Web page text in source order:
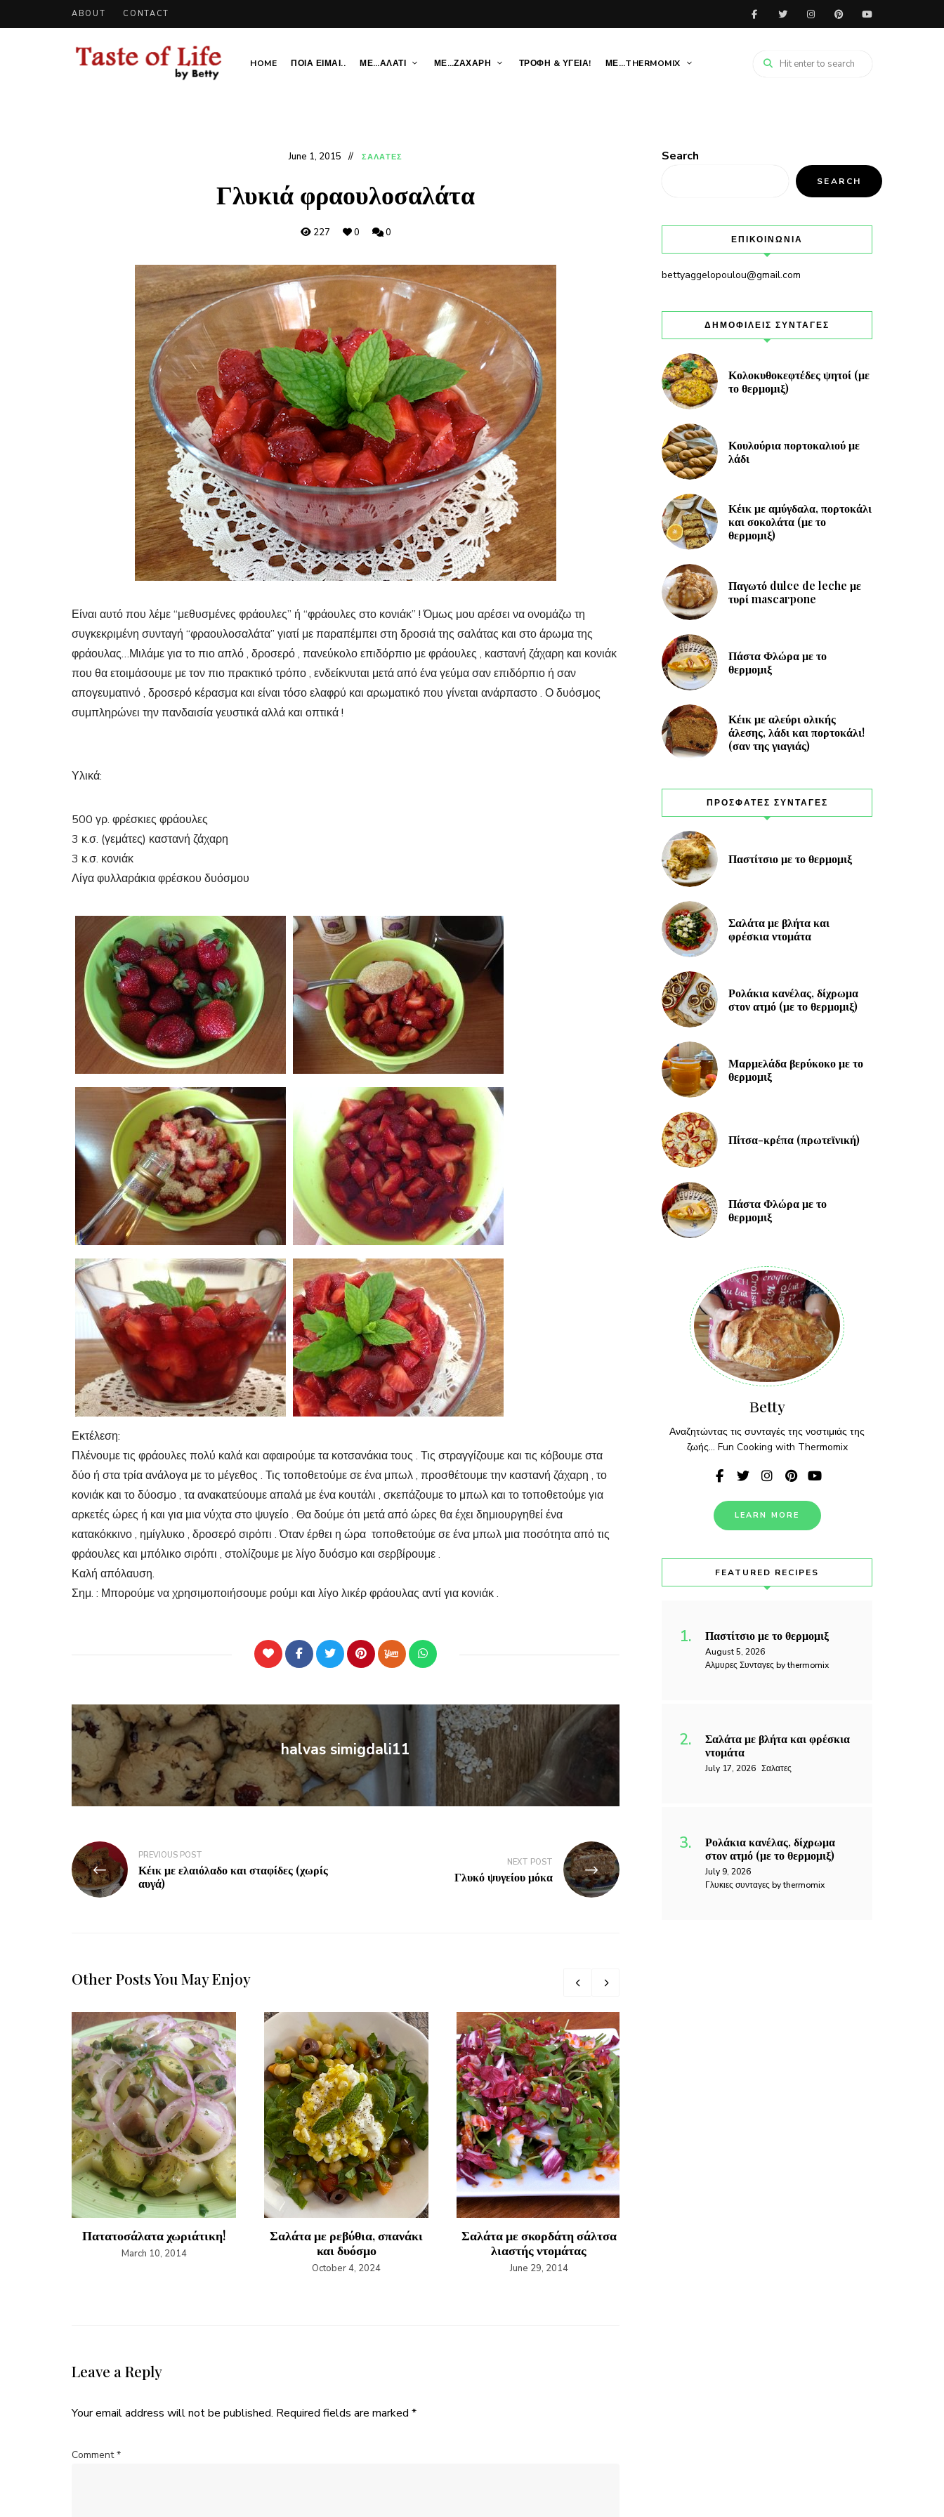
ABOUT CONTACT
HOME ΠΟΙΑ ΕΙΜΑΙ.. ΜΕ…ΑΛΑΤΙ ΜΕ…ΖΑΧΑΡΗ ΤΡΟΦΗ & ΥΓΕΙΑ! ΜΕ…THERMOMIX
June 1, 2015 ΣΑΛΑΤΕΣ
Γλυκιά φραουλοσαλάτα
227 0 0
Είναι αυτό που λέμε “μεθυσμένες φράουλες” ή “φράουλες στο κονιάκ” ! Όμως μου αρέσει να ονομάζω τη
συγκεκριμένη συνταγή “φραουλοσαλάτα” γιατί με παραπέμπει στη δροσιά της σαλάτας και στο άρωμα της
φράουλας…Μιλάμε για το πιο απλό , δροσερό , πανεύκολο επιδόρπιο με φράουλες , καστανή ζάχαρη και κονιάκ
που θα ετοιμάσουμε με τον πιο πρακτικό τρόπο , ενδείκνυται μετά από ένα γεύμα σαν επιδόρπιο ή σαν
απογευματινό , δροσερό κέρασμα και είναι τόσο ελαφρύ και αρωματικό που γίνεται ανάρπαστο . Ο δυόσμος
συμπληρώνει την πανδαισία γευστικά αλλά και οπτικά !
Υλικά:
500 γρ. φρέσκιες φράουλες
3 κ.σ. (γεμάτες) καστανή ζάχαρη
3 κ.σ. κονιάκ
Λίγα φυλλαράκια φρέσκου δυόσμου
Εκτέλεση:
Πλένουμε τις φράουλες πολύ καλά και αφαιρούμε τα κοτσανάκια τους . Τις στραγγίζουμε και τις κόβουμε στα
δύο ή στα τρία ανάλογα με το μέγεθος . Τις τοποθετούμε σε ένα μπωλ , προσθέτουμε την καστανή ζάχαρη , το
κονιάκ και το δύοσμο , τα ανακατεύουμε απαλά με ένα κουτάλι , σκεπάζουμε το μπωλ και το τοποθετούμε για
αρκετές ώρες ή και για μια νύχτα στο ψυγείο . Θα δούμε ότι μετά από ώρες θα έχει δημιουργηθεί ένα
κατακόκκινο , ημίγλυκο , δροσερό σιρόπι . Όταν έρθει η ώρα τοποθετούμε σε ένα μπωλ μια ποσότητα από τις
φράουλες και μπόλικο σιρόπι , στολίζουμε με λίγο δυόσμο και σερβίρουμε .
Καλή απόλαυση.
Σημ. : Μπορούμε να χρησιμοποιήσουμε ρούμι και λίγο λικέρ φράουλας αντί για κονιάκ .
halvas simigdali11
PREVIOUS POST
Κέικ με ελαιόλαδο και σταφίδες (χωρίς
αυγά)
NEXT POST
Γλυκό ψυγείου μόκα
Other Posts You May Enjoy
Πατατοσάλατα χωριάτικη!
March 10, 2014
Σαλάτα με ρεβύθια, σπανάκι
και δυόσμο
October 4, 2024
Σαλάτα με σκορδάτη σάλτσα
λιαστής ντομάτας
June 29, 2014
Leave a Reply
Your email address will not be published. Required fields are marked *
Comment*
Search
SEARCH
ΕΠΙΚΟΙΝΩΝΙΑ
bettyaggelopoulou@gmail.com
ΔΗΜΟΦΙΛΕΙΣ ΣΥΝΤΑΓΕΣ
Κολοκυθοκεφτέδες ψητοί (με
το θερμομιξ)
Κουλούρια πορτοκαλιού με
λάδι
Κέικ με αμύγδαλα, πορτοκάλι
και σοκολάτα (με το
θερμομιξ)
Παγωτό dulce de leche με
τυρί mascarpone
Πάστα Φλώρα με το
θερμομιξ
Κέικ με αλεύρι ολικής
άλεσης, λάδι και πορτοκάλι!
(σαν της γιαγιάς)
ΠΡΟΣΦΑΤΕΣ ΣΥΝΤΑΓΕΣ
Παστίτσιο με το θερμομιξ
Σαλάτα με βλήτα και
φρέσκια ντομάτα
Ρολάκια κανέλας, δίχρωμα
στον ατμό (με το θερμομιξ)
Μαρμελάδα βερύκοκο με το
θερμομιξ
Πίτσα-κρέπα (πρωτεϊνική)
Πάστα Φλώρα με το
θερμομιξ
Βetty
Αναζητώντας τις συνταγές της νοστιμιάς της
ζωής... Fun Cooking with Thermomix
LEARN MORE
FEATURED RECIPES
Παστίτσιο με το θερμομιξ
August 5, 2026
Αλμυρες Συνταγες by thermomix
Σαλάτα με βλήτα και φρέσκια
ντομάτα
July 17, 2026 Σαλατες
Ρολάκια κανέλας, δίχρωμα
στον ατμό (με το θερμομιξ)
July 9, 2026
Γλυκιες συνταγες by thermomix